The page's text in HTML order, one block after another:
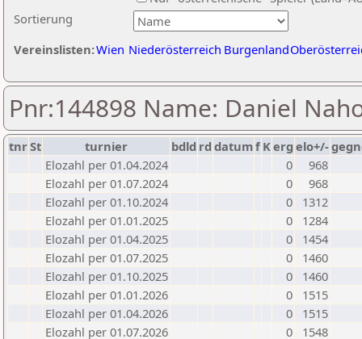
Sortierung
Vereinslisten:Wien Niederösterreich Burgenland
Pnr:144898 Name: Daniel
tnrSt turnier bdld rd datumf Kerg elo+/-
Elozahl per 01.04.2024
0
968
Elozahl per 01.07.2024
0
968
Elozahl per 01.10.2024
0
1312
Elozahl per 01.01.2025
0
1284
Elozahl per 01.04.2025
0
1454
Elozahl per 01.07.2025
0
1460
Elozahl per 01.10.2025
0
1460
Elozahl per 01.01.2026
0
1515
Elozahl per 01.04.2026
0
1515
Elozahl per 01.07.2026
0
1548